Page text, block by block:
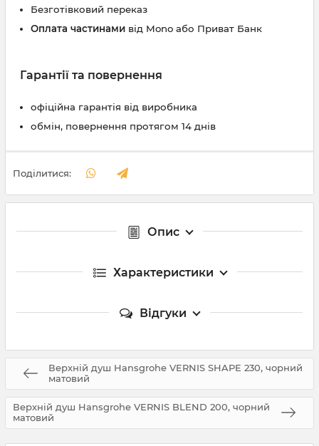
Безготівковий переказ
Оплата частинами від Mono або Приват Банк
Гарантії та повернення
офіційна гарантія від виробника
обмін, повернення протягом 14 днів
Поділитися:
Опис
Характеристики
Відгуки
Верхній душ Hansgrohe VERNIS SHAPE 230, чорний
матовий
Верхній душ Hansgrohe VERNIS BLEND 200, чорний
матовий